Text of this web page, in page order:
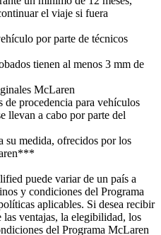
el viaje si fuera
por parte de técnicos
tienen al menos 3 mm de
McLaren
de procedencia para vehículos
llevan a cabo por parte del
su medida, ofrecidos por los
puede variar de un país a
y condiciones del Programa
aplicables. Si desea recibir
ventajas, la elegibilidad, los
del Programa McLaren